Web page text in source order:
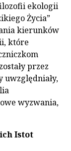
ekologii
Życia”
kierunków
które
przez
uwzględniały,
wyzwania,
Istot